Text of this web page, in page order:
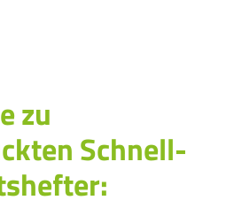
zu
Schnell-